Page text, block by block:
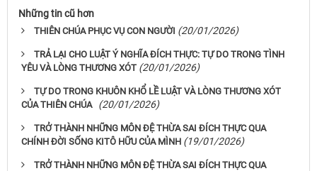
Những tin cũ hơn
THIÊN CHÚA PHỤC VỤ CON NGƯỜI (20/01/2026)
TRẢ LẠI CHO LUẬT Ý NGHĨA ĐÍCH THỰC: TỰ DO TRONG TÌNH
YÊU VÀ LÒNG THƯƠNG XÓT (20/01/2026)
TỰ DO TRONG KHUÔN KHỔ LỀ LUẬT VÀ LÒNG THƯƠNG XÓT
CỦA THIÊN CHÚA (20/01/2026)
TRỞ THÀNH NHỮNG MÔN ĐỆ THỪA SAI ĐÍCH THỰC QUA
CHÍNH ĐỜI SỐNG KITÔ HỮU CỦA MÌNH (19/01/2026)
TRỞ THÀNH NHỮNG MÔN ĐỆ THỪA SAI ĐÍCH THỰC QUA